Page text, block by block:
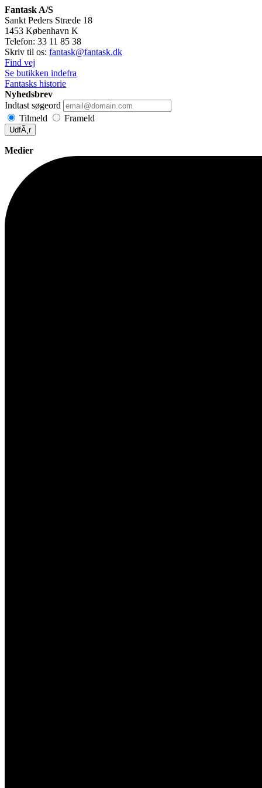
Fantask A/S
Sankt Peders Stræde 18
1453 København K
Telefon: 33 11 85 38
Skriv til os: fantask@fantask.dk
Find vej
Se butikken indefra
Fantasks historie
Nyhedsbrev
Indtast søgeord
Tilmeld
Frameld
UdfÃ¸r
Medier